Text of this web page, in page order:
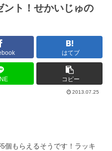
ント！せかいじゅの
はてブ
コピー
2013.07.25
個もらえるそうです！ラッキ